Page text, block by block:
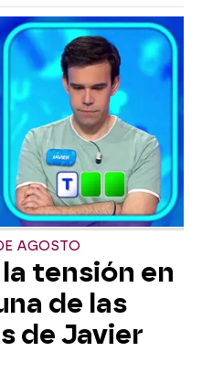
AGOSTO
tensión en
de las
de Javier